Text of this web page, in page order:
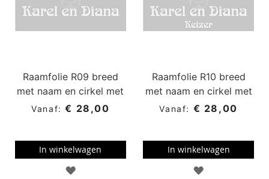
Raamfolie R09 breed
met naam en cirkel met
huisnummer
€ 28,00
In winkelwagen
TOEVOEGEN
Raamfolie R10 breed
met naam en cirkel met
huisnummer
€ 28,00
In winkelwagen
TOEVOEGEN